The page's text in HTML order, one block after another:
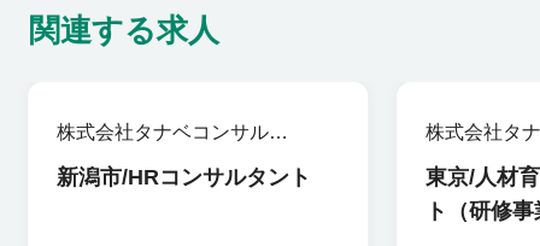
関連する求人
株式会社タナベコンサルテ
ィンググループ
新潟市/HRコンサルタント
株式会社タ
ィンググル
東京/人材
ト（研修